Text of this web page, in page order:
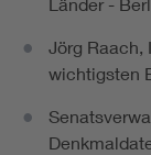
Länder -
Jörg Raach,
wichtigsten